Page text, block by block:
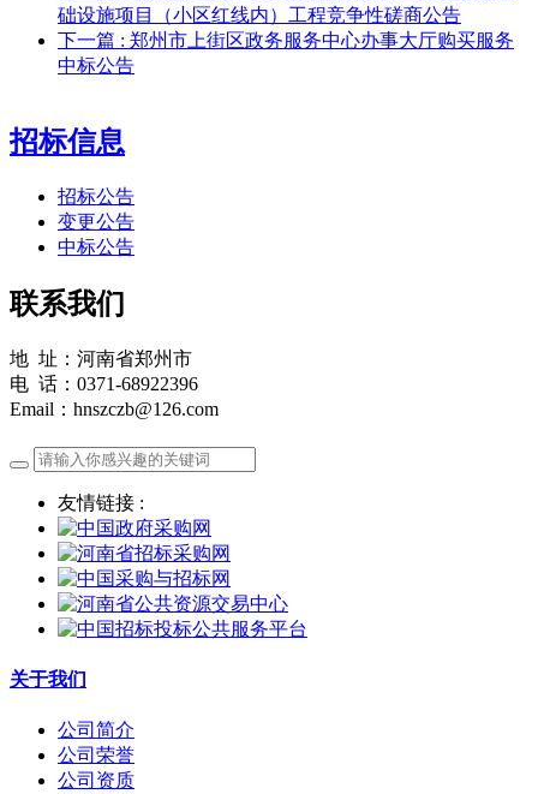
础设施项目（小区红线内）工程竞争性磋商公告
下一篇 : 郑州市上街区政务服务中心办事大厅购买服务
中标公告
招标信息
招标公告
变更公告
中标公告
联系我们
地 址：河南省郑州市
电 话：0371-68922396
Email：hnszczb@126.com
友情链接 :
关于我们
公司简介
公司荣誉
公司资质